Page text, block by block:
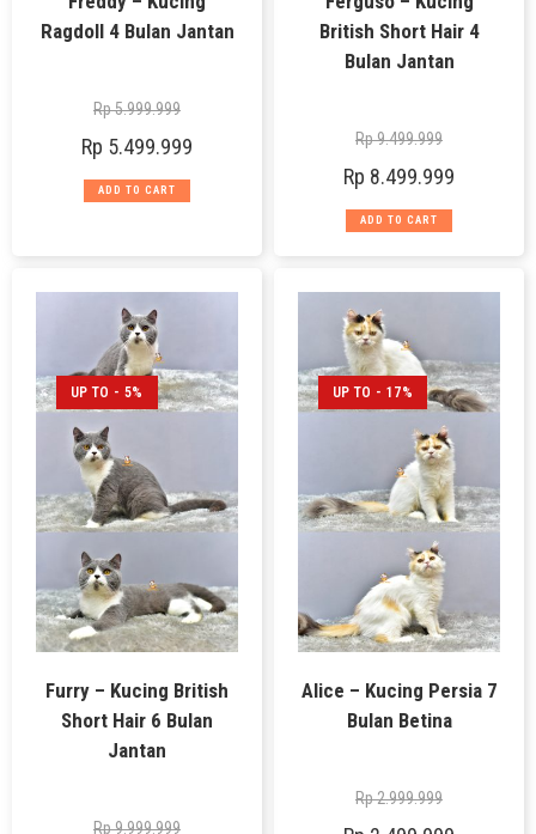
Ragdoll 4 Bulan Jantan
Rp5.999.999
Rp 5.499.999
ADD TO CART
British Short Hair 4
Bulan Jantan
Rp9.499.999
Rp 8.499.999
ADD TO CART
UP TO - 5%
Furry – Kucing British
Short Hair 6 Bulan
Jantan
Rp9.999.999
UP TO - 17%
Alice – Kucing Persia 7
Bulan Betina
Rp2.999.999